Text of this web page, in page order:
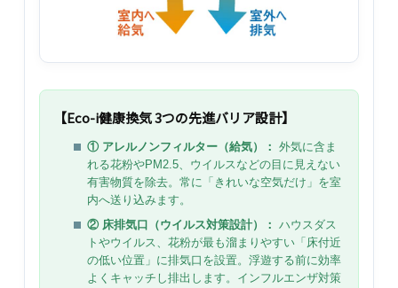
【Eco-i健康換気 3つの先進バリア設計】
① アレルノンフィルター（給気）： 外気に含ま
れる花粉やPM2.5、ウイルスなどの目に見えない
有害物質を除去。常に「きれいな空気だけ」を室
内へ送り込みます。
② 床排気口（ウイルス対策設計）： ハウスダス
トやウイルス、花粉が最も溜まりやすい「床付近
の低い位置」に排気口を設置。浮遊する前に効率
よくキャッチし排出します。インフルエンザ対策